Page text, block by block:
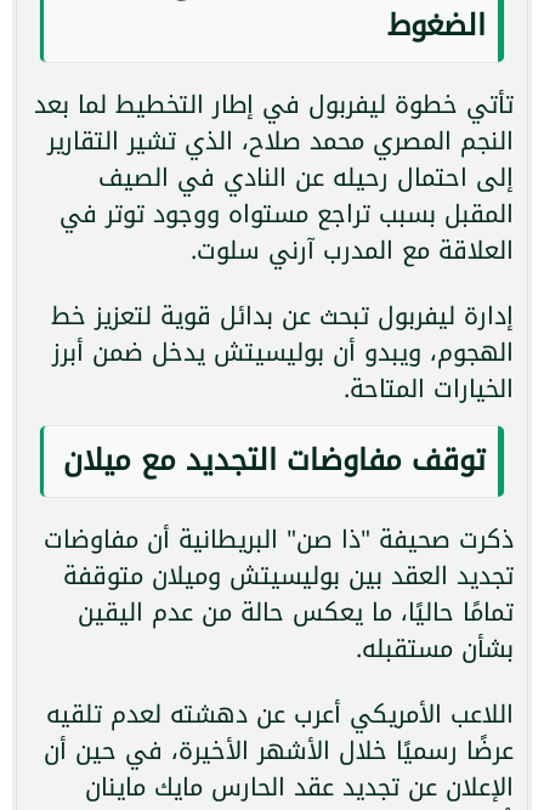
الضغوط
تأتي خطوة ليفربول في إطار التخطيط لما بعد
النجم المصري محمد صلاح، الذي تشير التقارير
إلى احتمال رحيله عن النادي في الصيف
المقبل بسبب تراجع مستواه ووجود توتر في
العلاقة مع المدرب آرني سلوت.
إدارة ليفربول تبحث عن بدائل قوية لتعزيز خط
الهجوم، ويبدو أن بوليسيتش يدخل ضمن أبرز
الخيارات المتاحة.
توقف مفاوضات التجديد مع ميلان
ذكرت صحيفة "ذا صن" البريطانية أن مفاوضات
تجديد العقد بين بوليسيتش وميلان متوقفة
تمامًا حاليًا، ما يعكس حالة من عدم اليقين
بشأن مستقبله.
اللاعب الأمريكي أعرب عن دهشته لعدم تلقيه
عرضًا رسميًا خلال الأشهر الأخيرة، في حين أن
الإعلان عن تجديد عقد الحارس مايك ماينان